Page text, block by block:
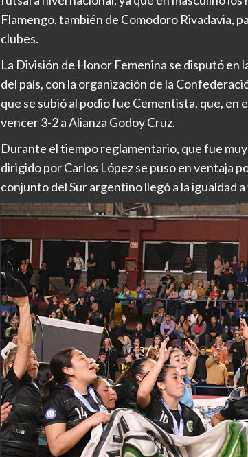
Flamengo, también de Comodoro Rivadavia,
clubes.
La División de Honor Femenina se disputó en
del país, con la organización de la
que se subió al podio fue Cementista, que,
vencer 3-2 a Alianza Godoy Cruz.
Durante el tiempo reglamentario, que fue
dirigido por Carlos López se puso en ventaja
conjunto del Sur argentino llegó a la igualdad